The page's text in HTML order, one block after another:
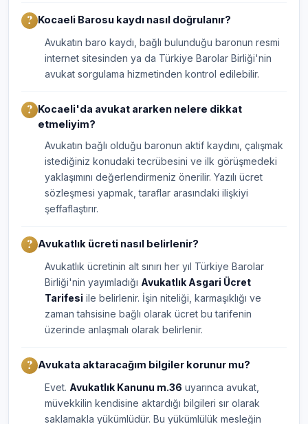
Kocaeli Barosu kaydı nasıl doğrulanır?
Avukatın baro kaydı, bağlı bulunduğu baronun resmi
internet sitesinden ya da Türkiye Barolar Birliği'nin
avukat sorgulama hizmetinden kontrol edilebilir.
Kocaeli'da avukat ararken nelere dikkat
etmeliyim?
Avukatın bağlı olduğu baronun aktif kaydını, çalışmak
istediğiniz konudaki tecrübesini ve ilk görüşmedeki
yaklaşımını değerlendirmeniz önerilir. Yazılı ücret
sözleşmesi yapmak, taraflar arasındaki ilişkiyi
şeffaflaştırır.
Avukatlık ücreti nasıl belirlenir?
Avukatlık ücretinin alt sınırı her yıl Türkiye Barolar
Birliği'nin yayımladığı Avukatlık Asgari Ücret
Tarifesi ile belirlenir. İşin niteliği, karmaşıklığı ve
zaman tahsisine bağlı olarak ücret bu tarifenin
üzerinde anlaşmalı olarak belirlenir.
Avukata aktaracağım bilgiler korunur mu?
Evet. Avukatlık Kanunu m.36 uyarınca avukat,
müvekkilin kendisine aktardığı bilgileri sır olarak
saklamakla yükümlüdür. Bu yükümlülük mesleğin